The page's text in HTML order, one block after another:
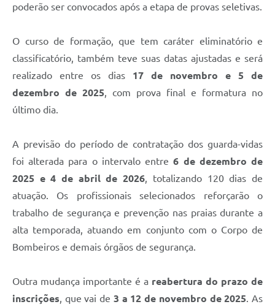
poderão ser convocados após a etapa de provas seletivas.
O curso de formação, que tem caráter eliminatório e
classificatório, também teve suas datas ajustadas e será
realizado entre os dias 17 de novembro e 5 de
dezembro de 2025 , com prova final e formatura no
último dia.
A previsão do período de contratação dos guarda-vidas
foi alterada para o intervalo entre6 de dezembro de
2025 e 4 de abril de 2026 , totalizando 120 dias de
atuação. Os profissionais selecionados reforçarão o
trabalho de segurança e prevenção nas praias durante a
alta temporada, atuando em conjunto com o Corpo de
Bombeiros e demais órgãos de segurança.
Outra mudança importante é a reabertura do prazo de
inscrições , que vai de 3 a 12 de novembro de 2025 . As